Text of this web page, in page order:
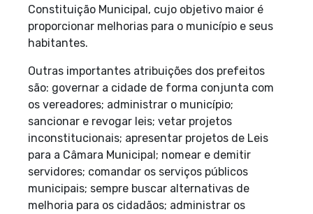
Constituição Municipal, cujo objetivo maior é
proporcionar melhorias para o município e seus
habitantes.
Outras importantes atribuições dos prefeitos
são: governar a cidade de forma conjunta com
os vereadores; administrar o município;
sancionar e revogar leis; vetar projetos
inconstitucionais; apresentar projetos de Leis
para a Câmara Municipal; nomear e demitir
servidores; comandar os serviços públicos
municipais; sempre buscar alternativas de
melhoria para os cidadãos; administrar os